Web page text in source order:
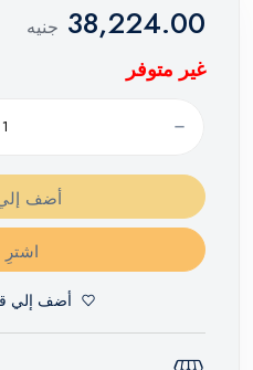
38,224.00 جنيه
غير متوفر
أضف إلي
اشترِ
أضف إلي